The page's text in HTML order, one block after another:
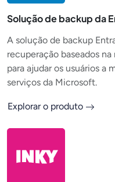
Solução de backup da
A solução de backup
recuperação baseados
para ajudar os usuários a
serviços da Microsoft.
Explorar o produto